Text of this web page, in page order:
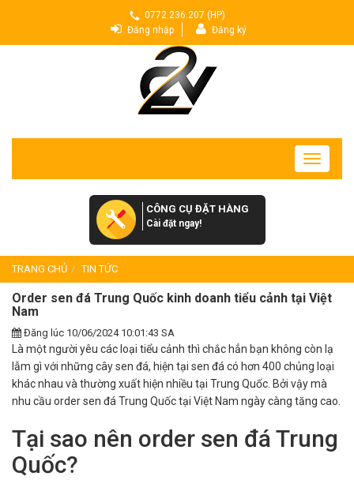
0772.236.207 (HP)
Đăng nhập
Đăng ký
Toggle
CÔNG CỤ ĐẶT HÀNG
Cài đặt ngay!
TRANG CHỦ TIN TỨC
Order sen đá Trung Quốc kinh doanh tiểu cảnh tại Việt
Nam
Đăng lúc 10/06/2024 10:01:43 SA
Là một người yêu các loại tiểu cảnh thì chắc hẳn bạn không còn lạ
lẫm gì với những cây sen đá, hiện tại sen đá có hơn 400 chủng loại
khác nhau và thường xuất hiện nhiều tại Trung Quốc. Bởi vậy mà
nhu cầu order sen đá Trung Quốc tại Việt Nam ngày càng tăng cao.
Tại sao nên order sen đá Trung
Quốc?